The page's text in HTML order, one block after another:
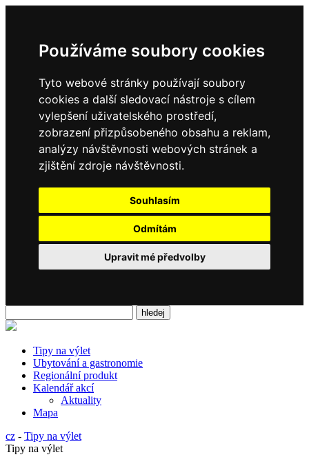
Používáme soubory cookies
Tyto webové stránky používají soubory
cookies a další sledovací nástroje s cílem
vylepšení uživatelského prostředí,
zobrazení přizpůsobeného obsahu a reklam,
analýzy návštěvnosti webových stránek a
zjištění zdroje návštěvnosti.
Souhlasím
Odmítám
Upravit mé předvolby
Tipy na výlet
Ubytování a gastronomie
Regionální produkt
Kalendář akcí
Aktuality
Mapa
cz - Tipy na výlet
Tipy na výlet